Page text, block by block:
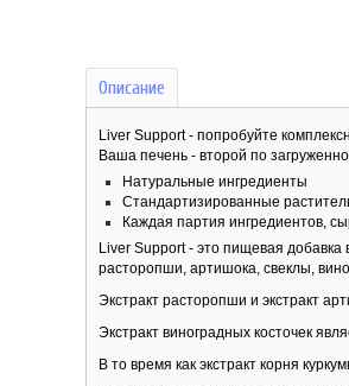
Описание
Liver Support - попробуйте
Ваша печень - второй по
Натуральные ингредиенты
Стандартизированные
Каждая партия ингредиентов,
Liver Support - это пищевая
расторопши, артишока, свеклы,
Экстракт расторопши и экстракт
Экстракт виноградных косточек
В то время как экстракт корня